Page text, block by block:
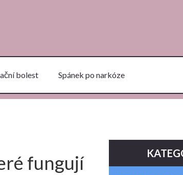
bolest Spánek po narkóze
fungují